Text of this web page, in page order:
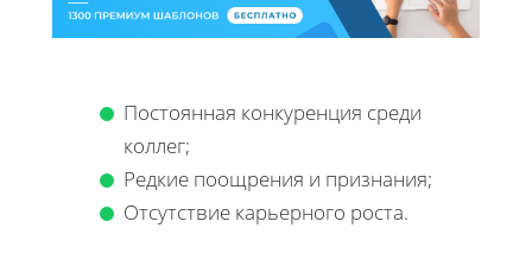
Постоянная конкуренция среди
коллег;
Редкие поощрения и признания;
Отсутствие карьерного роста.